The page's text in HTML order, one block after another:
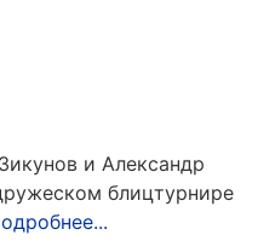
и Александр
блицтурнире